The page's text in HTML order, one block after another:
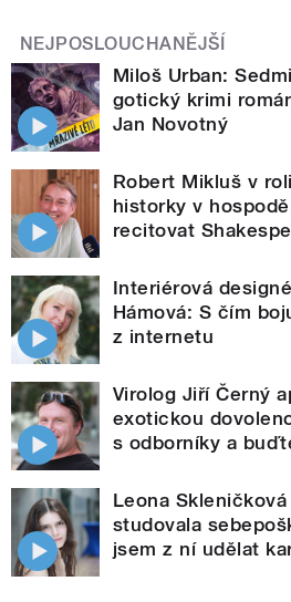
NEJPOSLOUCHANĚJŠÍ
Miloš Urban:
gotický krimi
Jan Novotný
Robert Mikluš v
historky v
recitovat
Interiérová
Hámová: S čím
z internetu
Virolog Jiří Černý
exotickou
s odborníky a
Leona
studovala
jsem z ní udělat